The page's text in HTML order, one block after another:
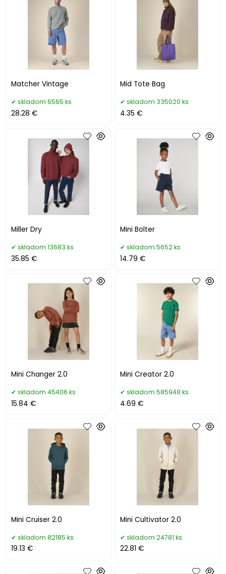
Matcher Vintage
skladom 6565 ks
28.28 €
Mid Tote Bag
skladom 335020 ks
4.35 €
Miller Dry
skladom 13683 ks
35.85 €
Mini Bolter
skladom 5652 ks
14.79 €
Mini Changer 2.0
skladom 45406 ks
15.84 €
Mini Creator 2.0
skladom 585948 ks
4.69 €
Mini Cruiser 2.0
skladom 82185 ks
19.13 €
Mini Cultivator 2.0
skladom 24781 ks
22.81 €